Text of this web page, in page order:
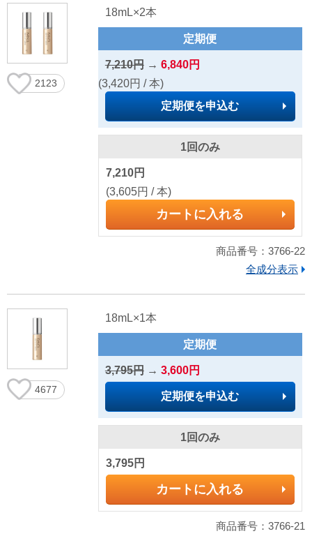
2123
18mL×2本
定期便
7,210円→ 6,840円
(3,420円 / 本)
定期便を申込む
1回のみ
7,210円
(3,605円 / 本)
カートに入れる
商品番号：3766-22
全成分表示
4677
18mL×1本
定期便
3,795円→ 3,600円
定期便を申込む
1回のみ
3,795円
カートに入れる
商品番号：3766-21